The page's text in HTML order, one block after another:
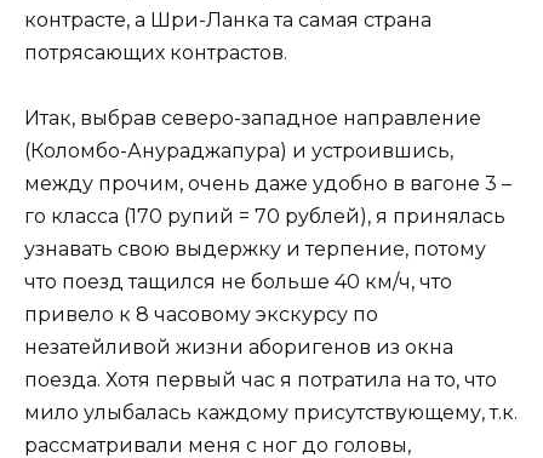
контрасте, а Шри-Ланка та самая страна
потрясающих контрастов.
Итак, выбрав северо-западное направление
(Коломбо-Анураджапура) и устроившись,
между прочим, очень даже удобно в вагоне 3 –
го класса (170 рупий = 70 рублей), я принялась
узнавать свою выдержку и терпение, потому
что поезд тащился не больше 40 км/ч, что
привело к 8 часовому экскурсу по
незатейливой жизни аборигенов из окна
поезда. Хотя первый час я потратила на то, что
мило улыбалась каждому присутствующему, т.к.
рассматривали меня с ног до головы,